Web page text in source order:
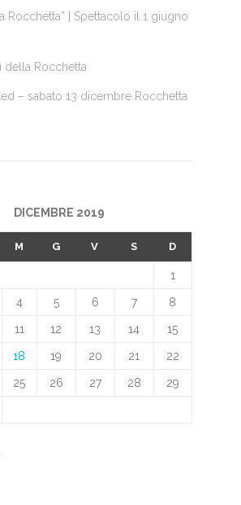
Rocchetta” | Spettacolo il 1 giugno
della Rocchetta
– sabato 13 dicembre Rocchetta
DICEMBRE 2019
M G V S D
1
4 5 6 7 8
11 12 13 14 15
18 19 20 21 22
25 26 27 28 29